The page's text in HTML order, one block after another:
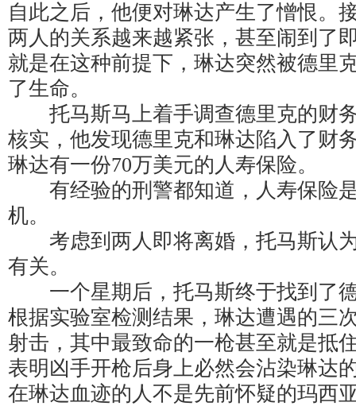
自此之后，他便对琳达产生了憎恨。
两人的关系越来越紧张，甚至闹到了
就是在这种前提下，琳达突然被德里
了生命。
托马斯马上着手调查德里克的财
核实，他发现德里克和琳达陷入了财
琳达有一份70万美元的人寿保险。
有经验的刑警都知道，人寿保险
机。
考虑到两人即将离婚，托马斯认
有关。
一个星期后，托马斯终于找到了
根据实验室检测结果，琳达遭遇的三
射击，其中最致命的一枪甚至就是抵
表明凶手开枪后身上必然会沾染琳达
在琳达血迹的人不是先前怀疑的玛西